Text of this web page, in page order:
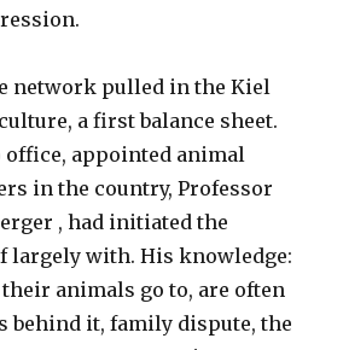
network pulled in the Kiel
a first balance sheet.
office, appointed animal
in the country, Professor
, had initiated the
largely with. His knowledge:
animals go to, are often
behind it, family dispute, the